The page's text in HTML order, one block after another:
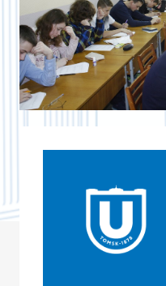
ВОЕННЫЙ УЧЕБНЫЙ
ИНСТИТУТ
ИНСТИТУТ
КОМПЬЮТЕРНЫХ
ВЫСШАЯ IT-ШКОЛА
ГЕОЛОГО-